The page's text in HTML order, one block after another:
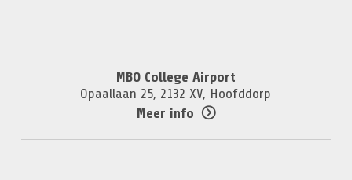
MBO College Airport
Opaallaan 25, 2132 XV, Hoofddorp
Meer info